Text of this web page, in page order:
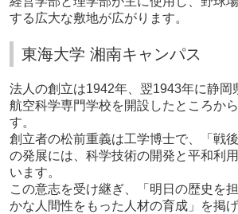
する広大な敷地が広がります。
東海大学 湘南キャンパス
法人の創立は1942年、翌1943年に静岡
航空科学専門学校を開設したところか
す。
創立者の松前重義は工学博士で、「戦
の発展には、科学技術の開発と平和利
います。
この意志を受け継ぎ、「明日の歴史を
かな人間性をもった人材の育成」を掲げ